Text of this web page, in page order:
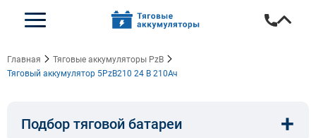
Главная
Тяговые аккумуляторы PzB
Тяговый аккумулятор 5PzB210 24 В 210Ач
Подбор тяговой батареи +